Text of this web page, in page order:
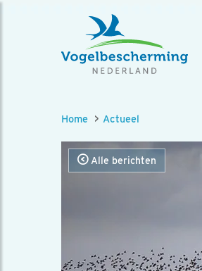
Home Actueel
Alle berichten